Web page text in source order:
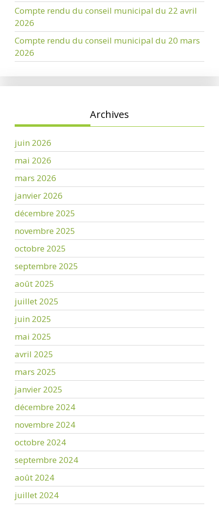
Compte rendu du conseil municipal du 22 avril
2026
Compte rendu du conseil municipal du 20 mars
2026
Archives
juin 2026
mai 2026
mars 2026
janvier 2026
décembre 2025
novembre 2025
octobre 2025
septembre 2025
août 2025
juillet 2025
juin 2025
mai 2025
avril 2025
mars 2025
janvier 2025
décembre 2024
novembre 2024
octobre 2024
septembre 2024
août 2024
juillet 2024